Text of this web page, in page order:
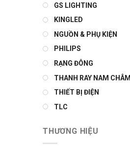
GS LIGHTING
KINGLED
NGUỒN & PHỤ KIỆN
PHILIPS
RẠNG ĐÔNG
THANH RAY NAM CHÂM
THIẾT BỊ ĐIỆN
TLC
THƯƠNG HIỆU